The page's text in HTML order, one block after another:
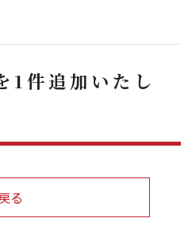
1件追加いたし
る